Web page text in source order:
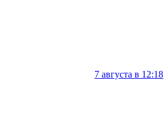
7 августа в 12:18